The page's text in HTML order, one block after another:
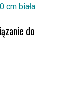
cm biała
do